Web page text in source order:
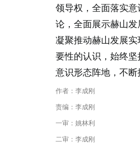
领导权，全面落实
论，全面展示赫山
凝聚推动赫山发展
要性的认识，始终
意识形态阵地，不断
作者：李成刚
责编：李成刚
一审：姚林利
二审：李成刚